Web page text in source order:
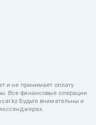
и не принимает оплату
Все финансовые операции
Будьте внимательны и